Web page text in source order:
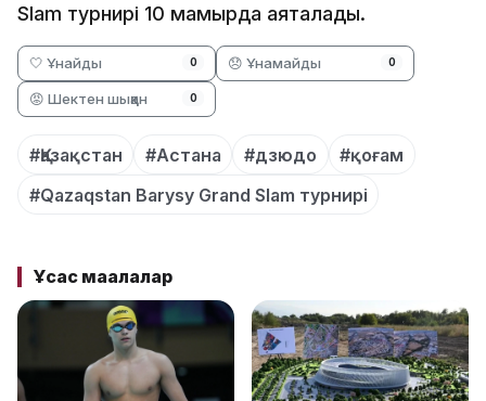
Slam турнирі 10 мамырда аяқталады.
🤍 Ұнайды 0 😞 Ұнамайды 0
😡 Шектен шыққан 0
#Қазақстан #Астана #дзюдо
#қоғам
#Qazaqstan Barysy Grand Slam турнирі
Ұқсас мақалалар